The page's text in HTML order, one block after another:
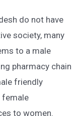
do not have
society, many
to a male
pharmacy chain
friendly
female
to women.